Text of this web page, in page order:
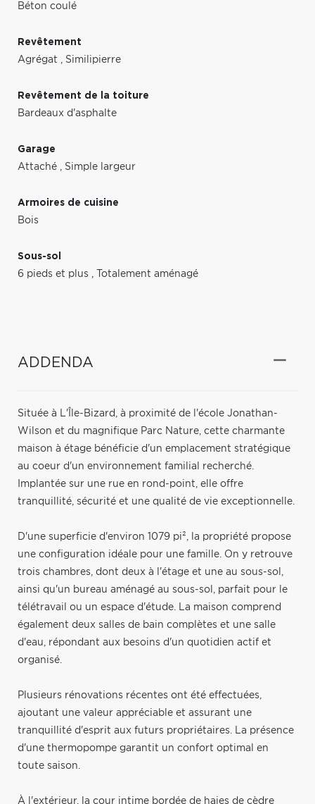
Béton coulé
Revêtement
Agrégat , Similipierre
Revêtement de la toiture
Bardeaux d'asphalte
Garage
Attaché , Simple largeur
Armoires de cuisine
Bois
Sous-sol
6 pieds et plus , Totalement aménagé
ADDENDA
Située à L'Île-Bizard, à proximité de l'école Jonathan-
Wilson et du magnifique Parc Nature, cette charmante
maison à étage bénéficie d'un emplacement stratégique
au coeur d'un environnement familial recherché.
Implantée sur une rue en rond-point, elle offre
tranquillité, sécurité et une qualité de vie exceptionnelle.
D'une superficie d'environ 1079 pi², la propriété propose
une configuration idéale pour une famille. On y retrouve
trois chambres, dont deux à l'étage et une au sous-sol,
ainsi qu'un bureau aménagé au sous-sol, parfait pour le
télétravail ou un espace d'étude. La maison comprend
également deux salles de bain complètes et une salle
d'eau, répondant aux besoins d'un quotidien actif et
organisé.
Plusieurs rénovations récentes ont été effectuées,
ajoutant une valeur appréciable et assurant une
tranquillité d'esprit aux futurs propriétaires. La présence
d'une thermopompe garantit un confort optimal en
toute saison.
À l'extérieur, la cour intime bordée de haies de cèdre